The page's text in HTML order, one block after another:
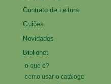
Contrato de Leitura
Guiões
Novidades
Biblionet
o que é?
como usar o catálogo